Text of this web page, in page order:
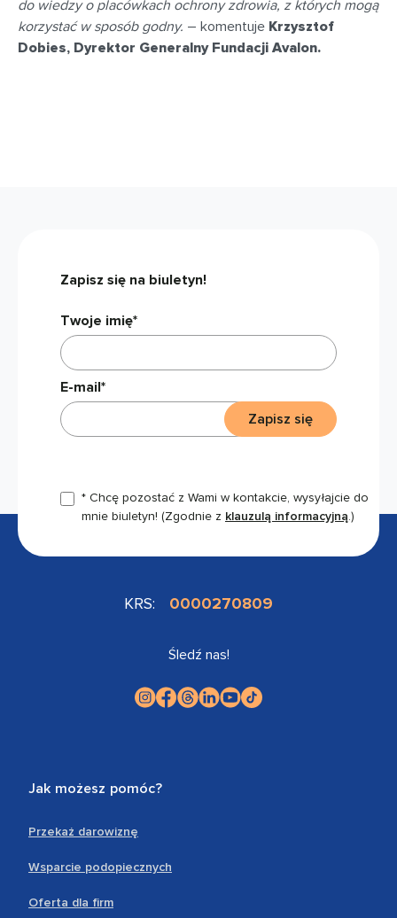
do wiedzy o placówkach ochrony zdrowia, z których mogą
korzystać w sposób godny. – komentuje Krzysztof
Dobies, Dyrektor Generalny Fundacji Avalon.
Zapisz się na biuletyn!
Twoje imię*
E-mail*
* Chcę pozostać z Wami w kontakcie, wysyłajcie do
mnie biuletyn! (Zgodnie z klauzulą informacyjną.)
Zapisz się
KRS: 0000270809
Śledź nas!
Jak możesz pomóc?
Przekaż darowiznę
Wsparcie podopiecznych
Oferta dla firm